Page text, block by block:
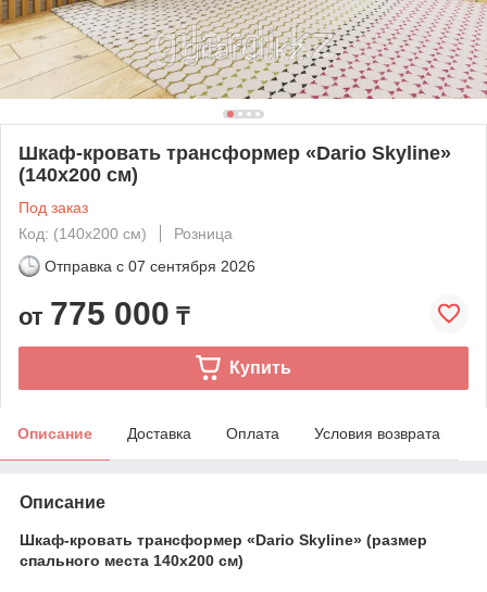
Шкаф-кровать трансформер «Dario Skyline»
(140х200 см)
Под заказ
Код: (140х200 см)
Розница
Отправка с 07 сентября 2026
от 775 000 ₸
Купить
Описание Доставка Оплата Условия возврата
Описание
Шкаф-кровать трансформер «Dario Skyline» (размер
спального места 140х200 см)